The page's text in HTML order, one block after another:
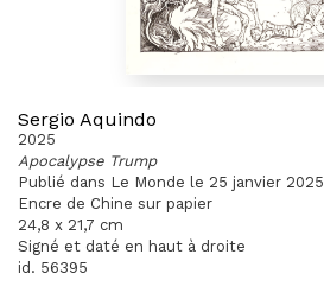
Sergio Aquindo
2025
Apocalypse Trump
Publié dans Le Monde le 25 janvier 2025
Encre de Chine sur papier
24,8 x 21,7 cm
Signé et daté en haut à droite
id. 56395